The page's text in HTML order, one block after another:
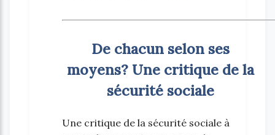
De chacun selon ses
moyens? Une critique de la
sécurité sociale
Une critique de la sécurité sociale à